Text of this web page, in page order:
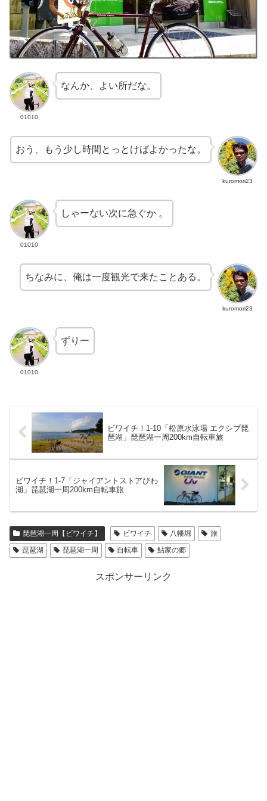
01010
なんか、よい所だな。
kuromori23
おう、もう少し時間とっとけばよかったな。
01010
しゃーない次に急ぐか 。
kuromori23
ちなみに、俺は一度観光で来たことある。
01010
ずりー
ビワイチ！1-10「松原水泳場 エクシブ琵
琶湖」琵琶湖一周200km自転車旅
ビワイチ！1-7「ジャイアントストアびわ
湖」琵琶湖一周200km自転車旅
琵琶湖一周【ビワイチ】 ビワイチ 八幡堀
旅
琵琶湖
琵琶湖一周 自転車 鮎家の郷
スポンサーリンク